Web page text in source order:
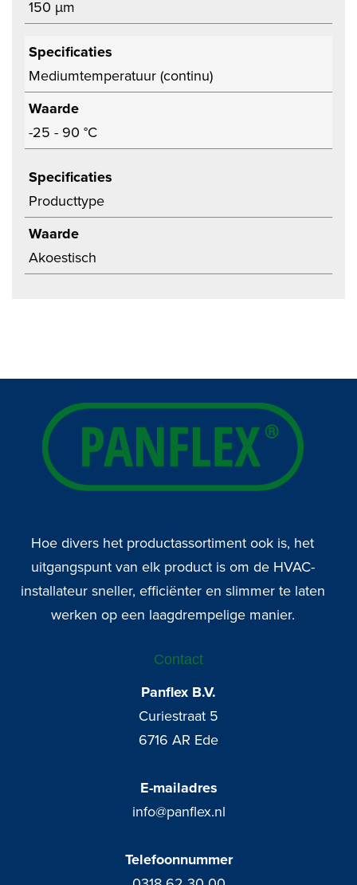
150 µm
Specificaties
Mediumtemperatuur (continu)
Waarde
-25 - 90 °C
Specificaties
Producttype
Waarde
Akoestisch
Hoe divers het productassortiment ook is, het
uitgangspunt van elk product is om de HVAC-
installateur sneller, efficiënter en slimmer te laten
werken op een laagdrempelige manier.
Contact
Panflex B.V.
Curiestraat 5
6716 AR Ede
E-mailadres
info@panflex.nl
Telefoonnummer